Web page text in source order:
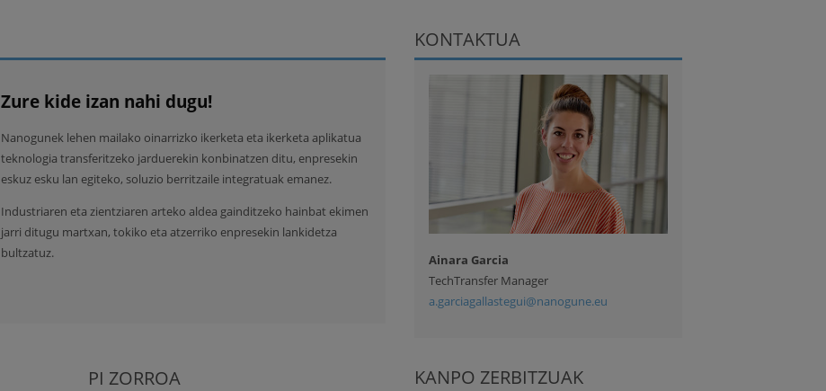
Zure kide izan nahi dugu!
Nanogunek lehen mailako oinarrizko ikerketa eta ikerketa aplikatua
teknologia transferitzeko jarduerekin konbinatzen ditu, enpresekin
eskuz esku lan egiteko, soluzio berritzaile integratuak emanez.
Industriaren eta zientziaren arteko aldea gainditzeko hainbat ekimen
jarri ditugu martxan, tokiko eta atzerriko enpresekin lankidetza
bultzatuz.
PI ZORROA
KONTAKTUA
Ainara Garcia
TechTransfer Manager
a.garciagallastegui@nanogune.eu
KANPO ZERBITZUAK